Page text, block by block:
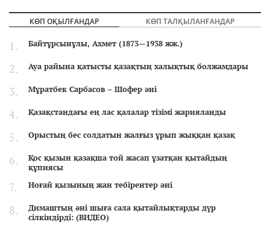
КӨП ОҚЫЛҒАНДАР КӨП ТАЛҚЫЛАНҒАНДАР
Байтұрсынұлы, Ахмет (1873—1938 жж.)
Ауа райына қатысты қазақтың халықтық болжамдары
Мұратбек Сарбасов – Шофер әні
Қазақстандағы ең лас қалалар тізімі жарияланды
Орыстың бес солдатын жалғыз ұрып жыққан қазақ
Қос қызын қазақша той жасап ұзатқан қытайдың
құпиясы
Ноғай қызының жан тебірентер әні
Димаштың әні шыға сала қытайлықтарды дүр
сілкіндірді: (ВИДЕО)